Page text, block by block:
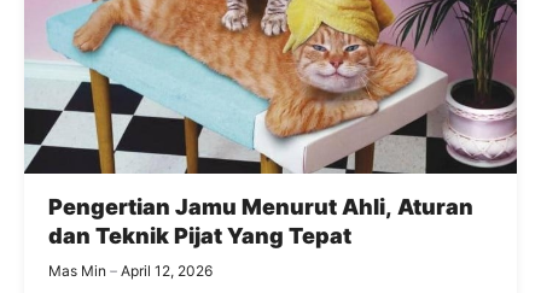
Pengertian Jamu Menurut Ahli, Aturan
dan Teknik Pijat Yang Tepat
Mas Min April 12, 2026